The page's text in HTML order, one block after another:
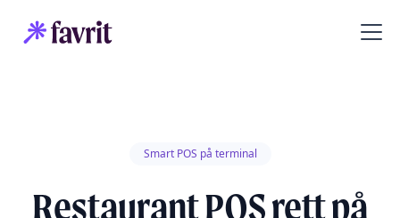
Smart POS på terminal
Restaurant POS rett på